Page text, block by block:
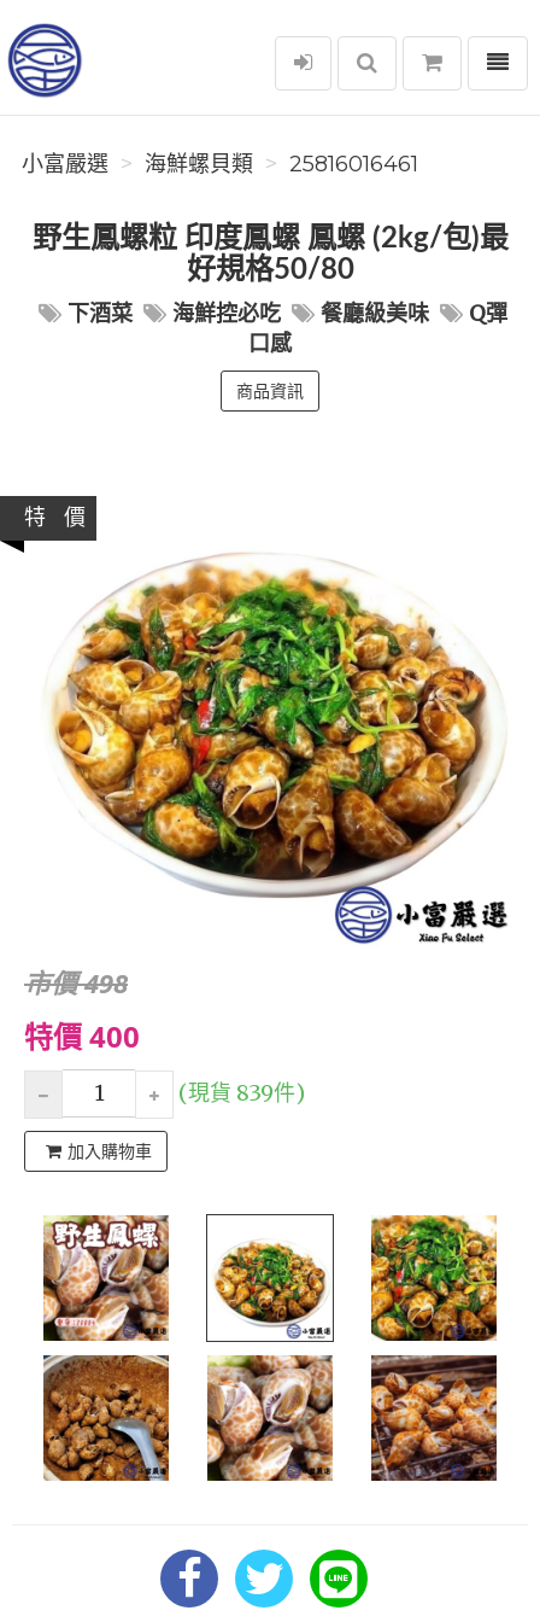
小富嚴選
選單
小富嚴選 海鮮螺貝類 25816016461
野生鳳螺粒 印度鳳螺 鳳螺 (2kg/包)最
好規格50/80
下酒菜 海鮮控必吃 餐廳級美味
Q彈
口感
商品資訊
特 價
市價 498
特價 400
(現貨 839件)
加入購物車